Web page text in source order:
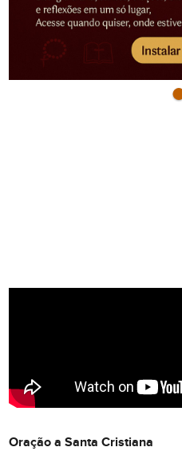
Oração a Santa Cristiana